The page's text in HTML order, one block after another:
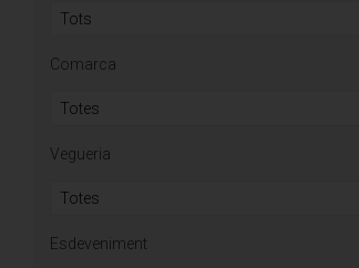
Comarca
Vegueria
Esdeveniment